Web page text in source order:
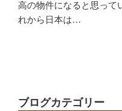
高の物件になると思って
れから日本は…
ブログカテゴリー